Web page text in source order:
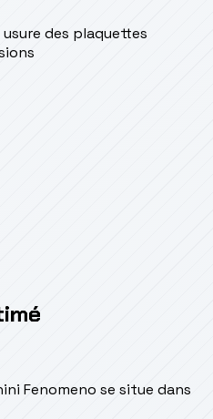
des plaquettes
Fenomeno se situe dans